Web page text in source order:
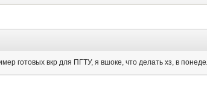
готовых вкр для ПГТУ, я вшоке, что делать хз, в